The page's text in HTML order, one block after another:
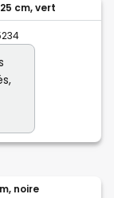
cm, vert
noire